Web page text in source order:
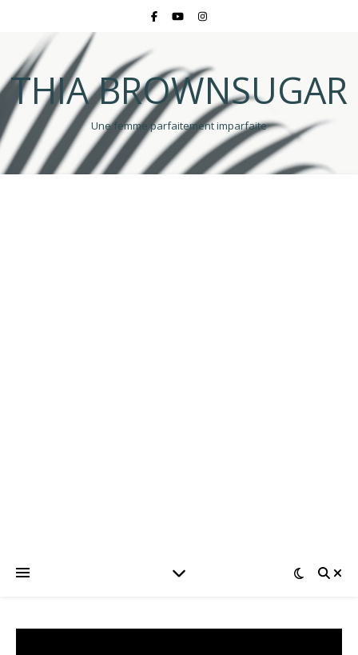
THIA BROWNSUGAR
Une femme parfaitement imparfaite